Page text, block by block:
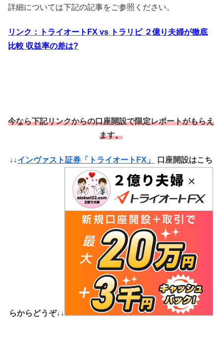
詳細については下記の記事をご参照ください。
リンク：トライオートFX vs トラリピ ２億り夫婦が徹底
比較 収益率の差は?
今なら下記リンクからの口座開設で限定レポートがもらえ
ます。
↓↓インヴァスト証券「トライオートFX」 口座開設はこち
らからどうぞ↓↓